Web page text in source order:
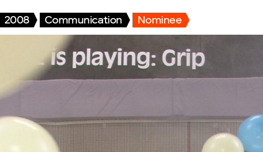
2008 Communication Nominee